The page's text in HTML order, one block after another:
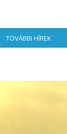
TOVÁBBI HÍREK